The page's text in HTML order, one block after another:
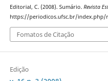
Editorial, C. (2008). Sumário. Revista
https://periodicos.ufsc.br/index.php/
Fomatos de Citação
Edição